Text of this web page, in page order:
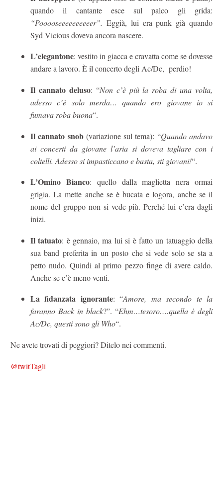
quando il cantante esce sul palco gli grida:
“Pooooseeeeeeeeeer”. Eggià, lui era punk già quando
Syd Vicious doveva ancora nascere.
L’elegantone: vestito in giacca e cravatta come se dovesse
andare a lavoro. È il concerto degli Ac/Dc, perdio!
Il cannato deluso: “Non c’è più la roba di una volta,
adesso c’è solo merda… quando ero giovane io si
fumava roba buona“.
Il cannato snob(variazione sul tema): “Quando andavo
ai concerti da giovane l’aria si doveva tagliare con i
coltelli. Adesso si impasticcano e basta, sti giovani!“.
L’Omino Bianco: quello dalla maglietta nera ormai
grigia. La mette anche se è bucata e logora, anche se il
nome del gruppo non si vede più. Perché lui c’era dagli
inizi.
Il tatuato: è gennaio, ma lui si è fatto un tatuaggio della
sua band preferita in un posto che si vede solo se sta a
petto nudo. Quindi al primo pezzo finge di avere caldo.
Anche se c’è meno venti.
La fidanzata ignorante: “Amore, ma secondo te la
faranno Back in black?”. “Ehm…tesoro….quella è degli
Ac/Dc, questi sono gli Who“.
Ne avete trovati di peggiori? Ditelo nei commenti.
@twitTagli